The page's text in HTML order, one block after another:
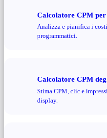
Calcolatore CPM
Analizza e pianifica i
programmatici.
Calcolatore CPM
Stima CPM, clic e
display.